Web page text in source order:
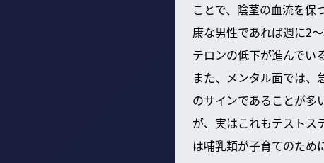
ことで、陰茎の血流を保
康な男性であれば週に2
テロンの低下が進んでい
また、メンタル面では
のサインであることが多
が、実はこれもテストス
は哺乳類が子育てのため